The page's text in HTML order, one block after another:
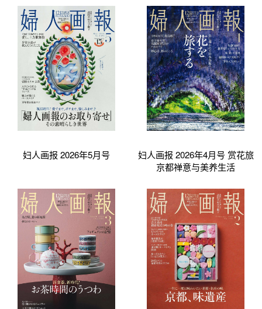
妇人画报 2026年5月号
妇人画报 2026年4月号 赏花旅
京都禅意与美养生活